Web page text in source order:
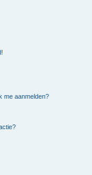
me aanmelden?